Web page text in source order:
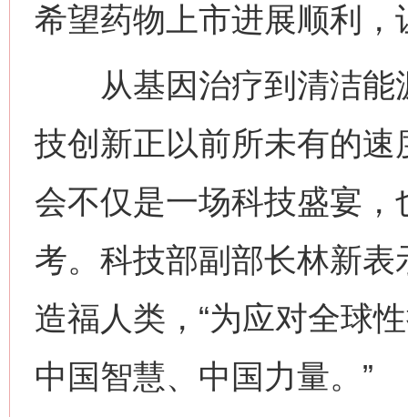
希望药物上市进展顺利
从基因治疗到清洁能
技创新正以前所未有的
会不仅是一场科技盛宴
考。科技部副部长林新
造福人类，“为应对全球
中国智慧、中国力量。”
网上购药对药下症？